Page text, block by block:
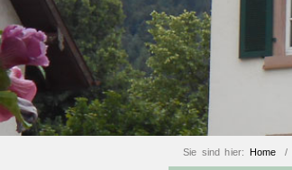
Sie sind hier: Home /